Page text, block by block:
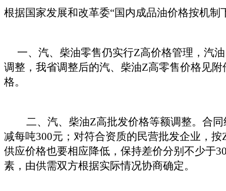
根据国家发展和改革委“国内成品油价格按机
一、汽、柴油零售仍实行Z高价格管理，汽
调整，我省调整后的汽、柴油Z高零售价格见
格。
二、汽、柴油Z高批发价格等额调整。合同
减每吨300元；对符合资质的民营批发企业，
供应价格也要相应降低，保持差价分别不少于
素，由供需双方根据实际情况协商确定。